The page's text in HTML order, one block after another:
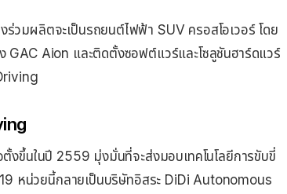
วมผลิตจะเป็นรถยนต์ไฟฟ้า SUV ครอสโอเวอร์ โดย
Aion และติดตั้งซอฟต์แวร์และโซลูชันฮาร์ดแวร์
ขึ้นในปี 2559 มุ่งมั่นที่จะส่งมอบเทคโนโลยีการขับขี่
หน่วยนี้กลายเป็นบริษัทอิสระ DiDi Autonomous